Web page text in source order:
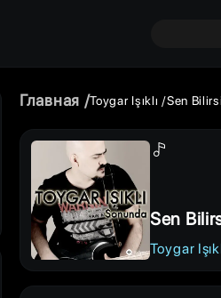
Главная Toygar Işıklı Sen
Sen
Toygar